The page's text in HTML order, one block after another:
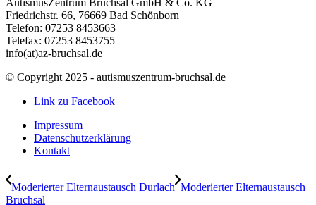
Friedrichstr. 66, 76669 Bad Schönborn
Telefon: 07253 8453663
Telefax: 07253 8453755
info(at)az-bruchsal.de
© Copyright 2025 - autismuszentrum-bruchsal.de
Link zu Facebook
Impressum
Datenschutzerklärung
Kontakt
Moderierter Elternaustausch Durlach Moderierter Elternaustausch
Bruchsal